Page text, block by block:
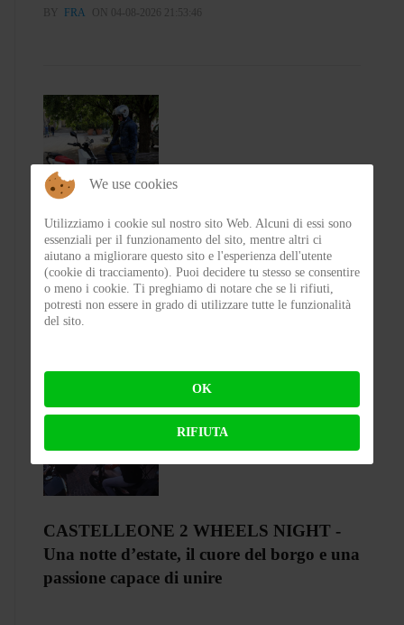
BY FRA ON 04-08-2026 21:53:46
Test Silence S02 – Stile silenzioso
BY FLAP ON 03-08-2026 23:00:27
CASTELLEONE 2 WHEELS NIGHT -
Una notte d’estate, il cuore del borgo e una
passione capace di unire
We use cookies
Utilizziamo i cookie sul nostro sito Web. Alcuni di essi sono
essenziali per il funzionamento del sito, mentre altri ci
aiutano a migliorare questo sito e l'esperienza dell'utente
(cookie di tracciamento). Puoi decidere tu stesso se consentire
o meno i cookie. Ti preghiamo di notare che se li rifiuti,
potresti non essere in grado di utilizzare tutte le funzionalità
del sito.
OK
RIFIUTA